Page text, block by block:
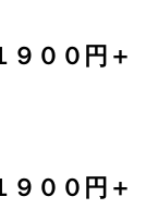
００円＋
００円＋